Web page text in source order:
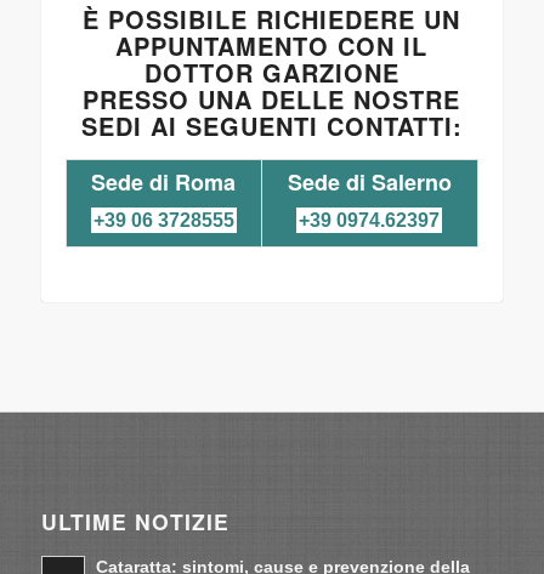
È POSSIBILE RICHIEDERE UN
APPUNTAMENTO CON IL
DOTTOR GARZIONE
PRESSO UNA DELLE NOSTRE
SEDI AI SEGUENTI CONTATTI:
Sede di Roma
+39 06 3728555
Sede di Salerno
+39 0974.62397
ULTIME NOTIZIE
Cataratta: sintomi, cause e prevenzione della